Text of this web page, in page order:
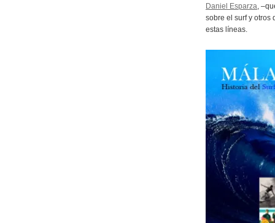
Daniel Esparza,
sobre el surf y otros
estas líneas.